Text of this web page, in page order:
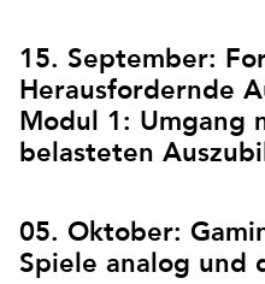
15. September:
Herausfordernde
Modul 1: Umgang
belasteten
05. Oktober:
Spiele analog und